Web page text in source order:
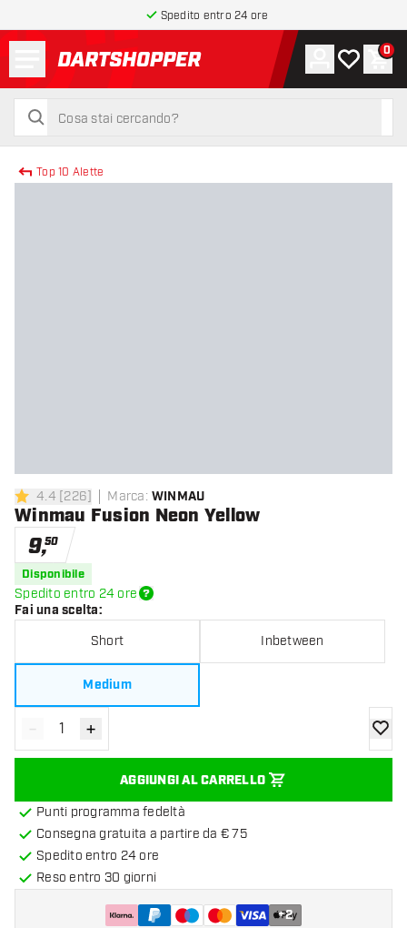
Spedito entro 24 ore
torna alla home page
cerca
cerca
Account
La mia0
Top 10 Alette
4.4 stelle di valutazione
4.4 [226] Marca: WINMAU
Winmau Fusion Neon Yellow
9,50
Disponibile
Spedito entro 24 ore
Fai una scelta:
Short Inbetween
Medium
Diminuisci quantità
- Aumenta quantità
+
AGGIUNGI AL CARRELLO
Punti programma fedeltà
Consegna gratuita a partire da € 75
Spedito entro 24 ore
Reso entro 30 giorni
+2